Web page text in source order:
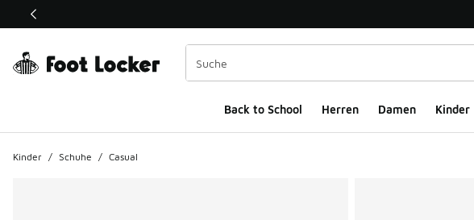
Dieser Link öffnet sich in einem neuen Fenster
Back to School Herren Damen Kinder
Kinder / Schuhe / Casual